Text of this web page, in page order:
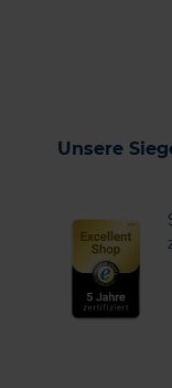
Unsere